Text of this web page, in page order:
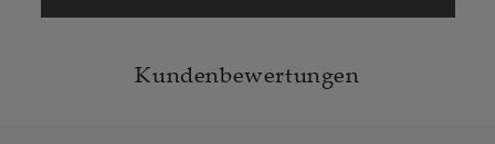
Kundenbewertungen